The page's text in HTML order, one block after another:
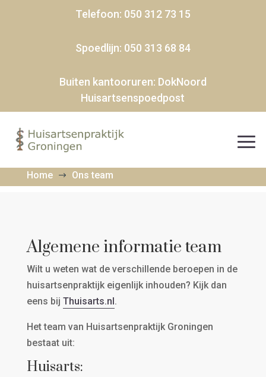
Telefoon: 050 312 73 15
Spoedlijn: 050 313 68 84
Buiten kantooruren: DokNoord
Huisartsenspoedpost
Home $ Ons team
Algemene informatie team
Wilt u weten wat de verschillende beroepen in de
huisartsenpraktijk eigenlijk inhouden? Kijk dan
eens bij Thuisarts.nl.
Het team van Huisartsenpraktijk Groningen
bestaat uit:
Huisarts: